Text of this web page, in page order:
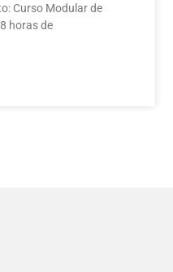
Curso Modular de
horas de